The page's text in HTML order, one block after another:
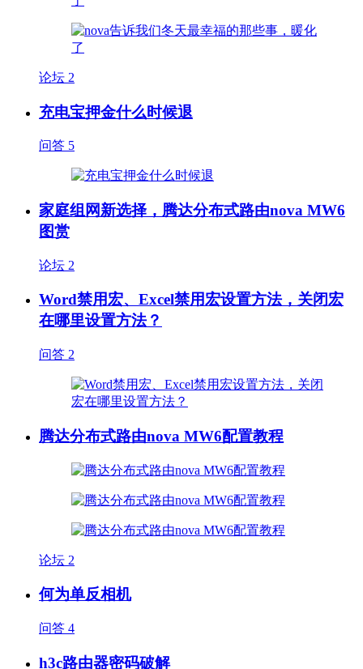
论坛 2
充电宝押金什么时候退
问答 5
家庭组网新选择，腾达分布式路由nova MW6
图赏
论坛 2
Word禁用宏、Excel禁用宏设置方法，关闭宏
在哪里设置方法？
问答 2
腾达分布式路由nova MW6配置教程
论坛 2
何为单反相机
问答 4
h3c路由器密码破解